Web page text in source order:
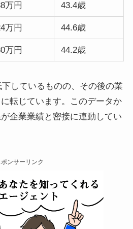
万円 43.4歳
万円 44.6歳
万円 44.2歳
しているものの、その後の業
転じています。このデータか
企業業績と密接に連動してい
ポンサーリンク